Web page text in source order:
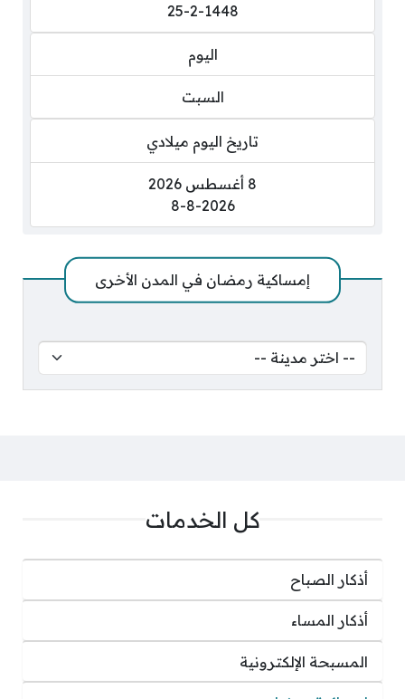
25-2-1448
اليوم
السبت
تاريخ اليوم ميلادي
8 أغسطس 2026
8-8-2026
إمساكية رمضان في المدن الأخرى
كل الخدمات
أذكار الصباح
أذكار المساء
المسبحة الإلكترونية